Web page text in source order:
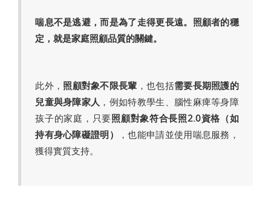
喘息不是逃避，而是為了走得更長遠。照顧者的穩
定，就是家庭照顧品質的關鍵。
此外， 照顧對象不限長輩 ，也包括需要長期照護的
兒童與身障家人 ，例如特教學生、腦性麻痺等身障
孩子的家庭，只要照顧對象符合長照2.0資格（如
持有身心障礙證明）
，也能申請並使用喘息服務，
獲得實質支持。